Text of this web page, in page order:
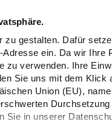
zu gestalten. Dafür
ein. Da wir Ihre
zu verwenden. Ihre
Sie uns mit dem Klick
Union (EU),
Durchsetzung
Sie in unserer